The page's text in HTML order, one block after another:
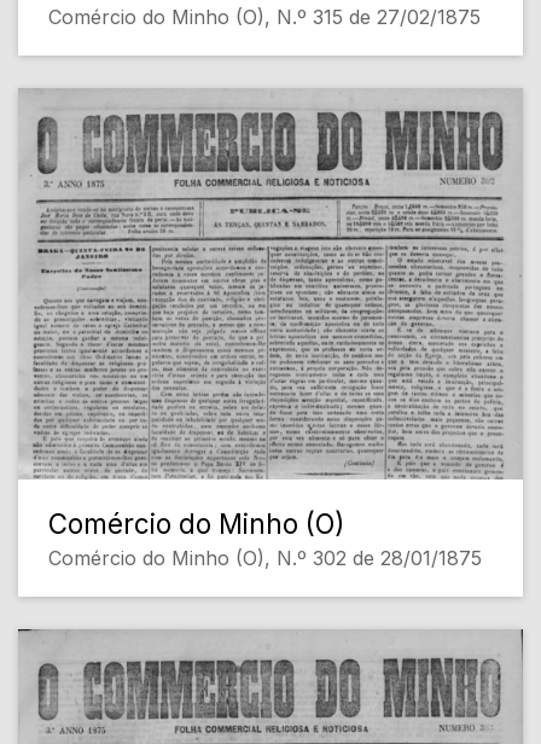
Comércio do Minho (O), N.º 315 de 27/02/1875
Comércio do Minho (O)
Comércio do Minho (O), N.º 302 de 28/01/1875